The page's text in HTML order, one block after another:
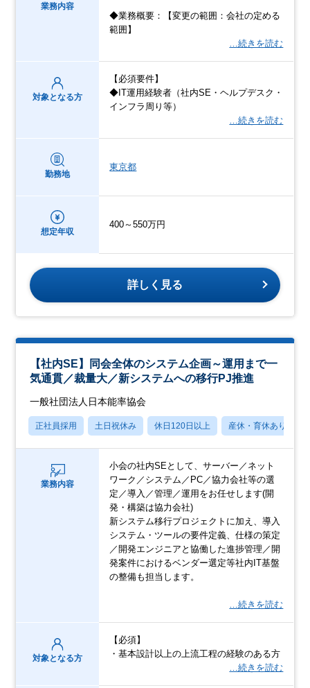
業務内容
◆業務概要：【変更の範囲：会社の定める
範囲】
…続きを読む
対象となる方
【必須要件】
◆IT運用経験者（社内SE・ヘルプデスク・
インフラ周り等）
…続きを読む
勤務地
東京都
想定年収
400～550万円
詳しく見る
【社内SE】同会全体のシステム企画～運用まで一
気通貫／裁量大／新システムへの移行PJ推進
一般社団法人日本能率協会
正社員採用 土日祝休み 休日120日以上 産休・育休あり
業務内容
小会の社内SEとして、サーバー／ネット
ワーク／システム／PC／協力会社等の選
定／導入／管理／運用をお任せします(開
発・構築は協力会社)
新システム移行プロジェクトに加え、導入
システム・ツールの要件定義、仕様の策定
／開発エンジニアと協働した進捗管理／開
発案件におけるベンダー選定等社内IT基盤
の整備も担当します。
…続きを読む
対象となる方
【必須】
・基本設計以上の上流工程の経験のある方
…続きを読む